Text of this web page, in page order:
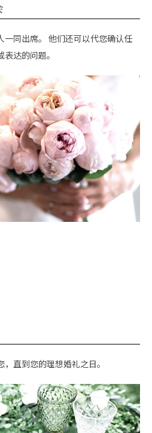
一同出席。 他们还可以代您确认任
达的问题。
直到您的理想婚礼之日。